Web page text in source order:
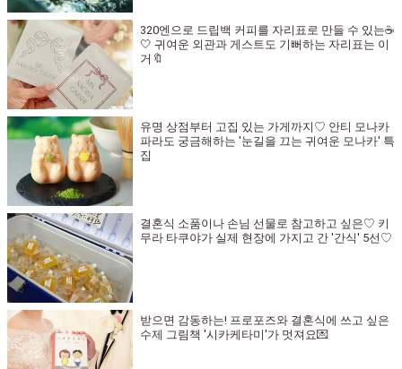
320엔으로 드립백 커피를 자리표로 만들 수 있는☕
🤍 귀여운 외관과 게스트도 기뻐하는 자리표는 이
거🔖
유명 상점부터 고집 있는 가게까지♡ 안티 모나카
파라도 궁금해하는 '눈길을 끄는 귀여운 모나카' 특
집
결혼식 소품이나 손님 선물로 참고하고 싶은♡ 키
무라 타쿠야가 실제 현장에 가지고 간 '간식' 5선♡
받으면 감동하는! 프로포즈와 결혼식에 쓰고 싶은
수제 그림책 '시카케타미'가 멋져요💌